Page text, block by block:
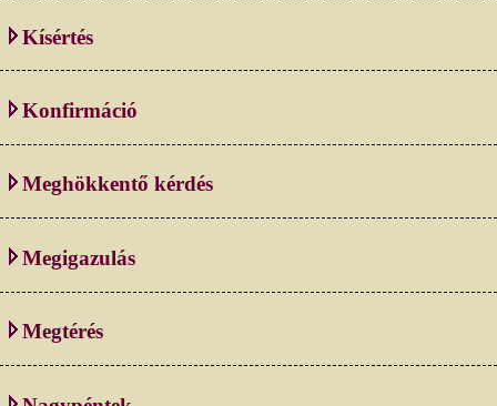
Kísértés
Konfirmáció
Meghökkentő kérdés
Megigazulás
Megtérés